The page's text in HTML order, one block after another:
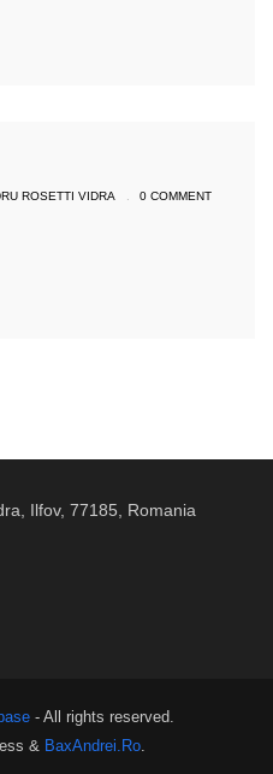
ROSETTI VIDRA 0 COMMENT
Ilfov, 77185, Romania
- All rights reserved.
& BaxAndrei.Ro.